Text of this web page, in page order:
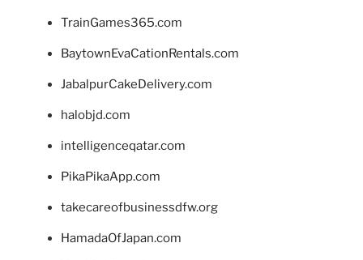
TrainGames365.com
BaytownEvaCationRentals.com
JabalpurCakeDelivery.com
halobjd.com
intelligenceqatar.com
PikaPikaApp.com
takecareofbusinessdfw.org
HamadaOfJapan.com